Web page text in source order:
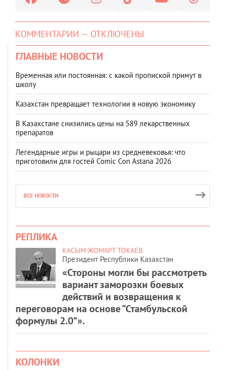
КОММЕНТАРИИ — ОТКЛЮЧЕНЫ
ГЛАВНЫЕ НОВОСТИ
Временная или постоянная: с какой пропиской примут в
школу
Казахстан превращает технологии в новую экономику
В Казахстане снизились цены на 589 лекарственных
препаратов
Легендарные игры и рыцари из средневековья: что
приготовили для гостей Comic Con Astana 2026
ВСЕ НОВОСТИ
РЕПЛИКА
КАСЫМ-ЖОМАРТ ТОКАЕВ
Президент Республики Казахстан
«Стороны могли бы рассмотреть
вариант заморозки боевых
действий и возвращения к
переговорам на основе “Стамбульской
формулы 2.0”».
КОЛОНКИ